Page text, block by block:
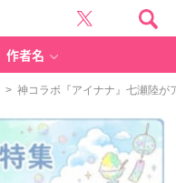
作者名
> 神コラボ『アイナナ』七瀬陸が